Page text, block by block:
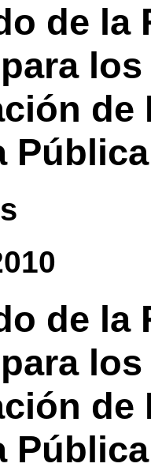
de la
de
Pública
de la
de
Pública